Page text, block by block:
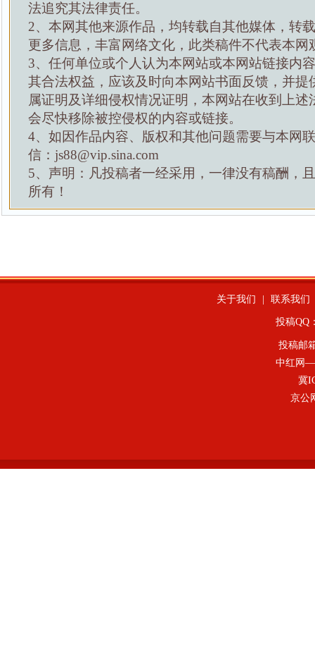
法追究其法律责任。
2、本网其他来源作品，均转载自其他媒体，转
更多信息，丰富网络文化，此类稿件不代表本网
3、任何单位或个人认为本网站或本网站链接内
其合法权益，应该及时向本网站书面反馈，并提
属证明及详细侵权情况证明，本网站在收到上述
会尽快移除被控侵权的内容或链接。
4、如因作品内容、版权和其他问题需要与本网
信：js88@vip.sina.com
5、声明：凡投稿者一经采用，一律没有稿酬，
所有！
关于我们 联系我们
投稿QQ
投稿邮
中红网—
冀
京公